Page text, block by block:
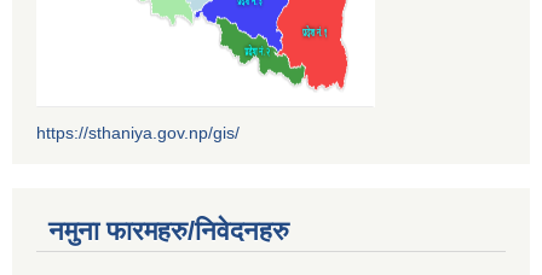
https://sthaniya.gov.np/gis/
नमुना फारमहरु/निवेदनहरु